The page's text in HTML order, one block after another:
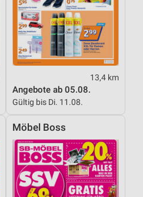
13,4 km
Angebote ab 05.08.
Gültig bis Di. 11.08.
Möbel Boss